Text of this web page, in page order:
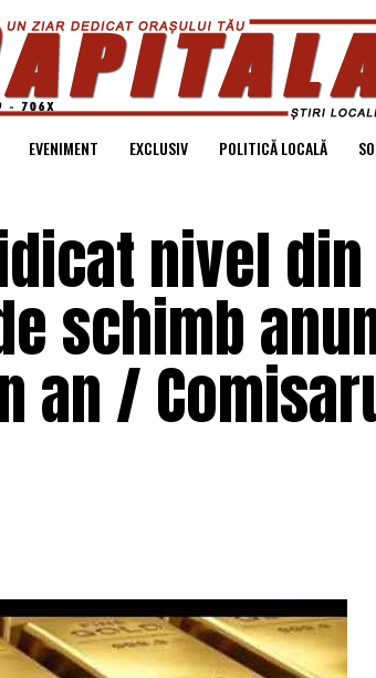
EVENIMENT EXCLUSIV POLITICĂ LOCALĂ
nivel
schimb
an /